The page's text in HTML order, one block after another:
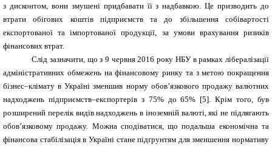
з дисконтом, вони змушені придбавати її з надбавкою. Це призводить до
втрати обігових коштів підприємств та до збільшення собівартості
експортованої та імпортованої продукції, за умови врахування ризиків
фінансових втрат.
Слід зазначити, що з 9 червня 2016 року НБУ в рамках лібералізації
адміністративних обмежень на фінансовому ринку та з метою покращення
бізнес–клімату в Україні зменшив норму обов’язкового продажу валютних
надходжень підприємств–експортерів з 75% до 65% [5]. Крім того, був
розширений перелік видів надходжень в іноземній валюті, які не підлягають
обов’язковому продажу. Можна сподіватися, що подальша економічна та
фінансова стабілізація в Україні стане підґрунтям для зменшення нормативу